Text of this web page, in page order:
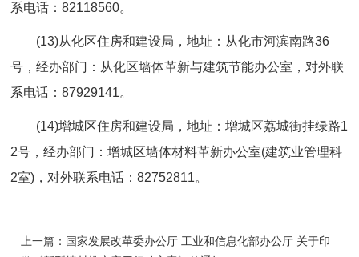
系电话：82118560。
(13)从化区住房和建设局，地址：从化市河滨南路36
号，经办部门：从化区墙体革新与建筑节能办公室，对外联
系电话：87929141。
(14)增城区住房和建设局，地址：增城区荔城街挂绿路1
2号，经办部门：增城区墙体材料革新办公室(建筑业管理科
2室)，对外联系电话：82752811。
上一篇： 国家发展改革委办公厅 工业和信息化部办公厅 关于印